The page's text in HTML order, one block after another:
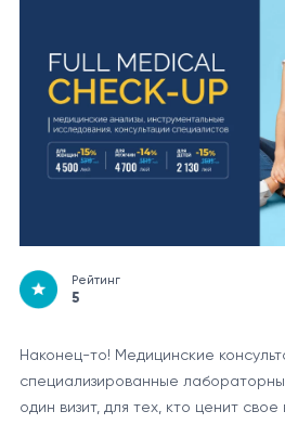
Рейтинг
5
Наконец-то! Медицинские
специализированные
один визит, для тех, кто ценит свое